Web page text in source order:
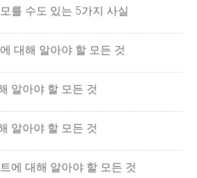
를 수도 있는 5가지 사실
대해 알아야 할 모든 것
알아야 할 모든 것
알아야 할 모든 것
에 대해 알아야 할 모든 것